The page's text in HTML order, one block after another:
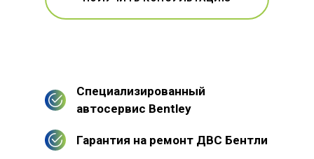
Специализированный
автосервис Bentley
Гарантия на ремонт ДВС Бентли